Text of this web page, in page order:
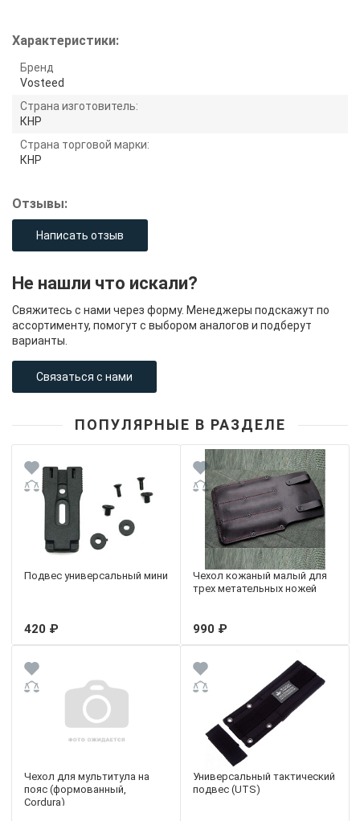
Характеристики:
Бренд
Vosteed
Страна изготовитель:
КНР
Страна торговой марки:
КНР
Отзывы:
Написать отзыв
Не нашли что искали?
Свяжитесь с нами через форму. Менеджеры подскажут по
ассортименту, помогут с выбором аналогов и подберут
варианты.
Связаться с нами
ПОПУЛЯРНЫЕ В РАЗДЕЛЕ
Подвес универсальный мини
420 ₽
Чехол кожаный малый для
трех метательных ножей
990 ₽
Чехол для мультитула на
пояс (формованный,
Cordura)
Универсальный тактический
подвес (UTS)